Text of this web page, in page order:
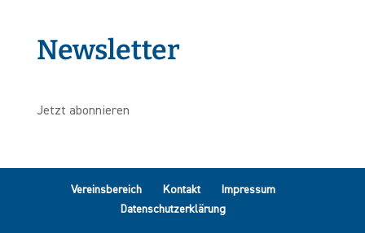
Newsletter
Jetzt abonnieren
Vereinsbereich Kontakt
Impressum
Datenschutzerklärung